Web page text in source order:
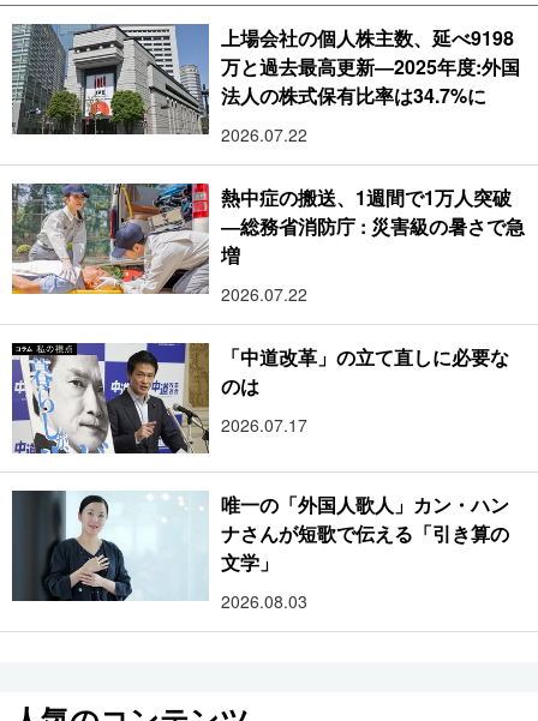
上場会社の個人株主数、延べ9198
万と過去最高更新―2025年度:外国
法人の株式保有比率は34.7%に
2026.07.22
熱中症の搬送、1週間で1万人突破
―総務省消防庁 : 災害級の暑さで急
増
2026.07.22
「中道改革」の立て直しに必要な
のは
2026.07.17
唯一の「外国人歌人」カン・ハン
ナさんが短歌で伝える「引き算の
文学」
2026.08.03